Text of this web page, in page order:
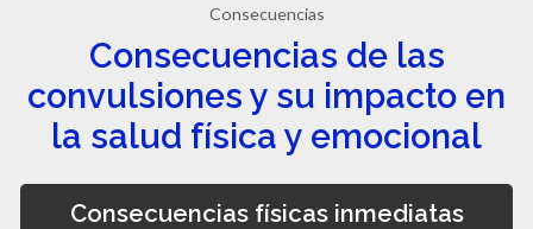
Consecuencias
Consecuencias de las
convulsiones y su impacto en
la salud física y emocional
Consecuencias físicas inmediatas